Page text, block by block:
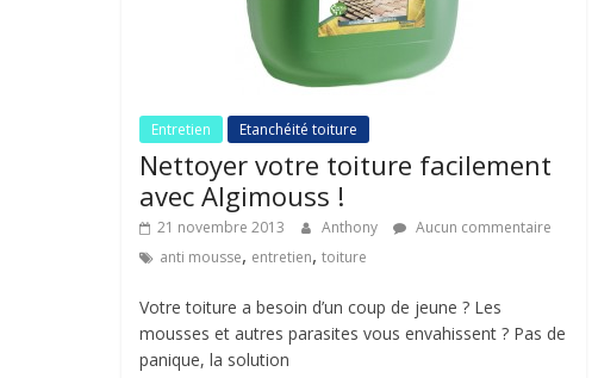
Entretien Etanchéité toiture
Nettoyer votre toiture facilement
avec Algimouss !
21 novembre 2013 Anthony
Aucun commentaire
anti mousse, entretien, toiture
Votre toiture a besoin d’un coup de jeune ? Les
mousses et autres parasites vous envahissent ? Pas de
panique, la solution